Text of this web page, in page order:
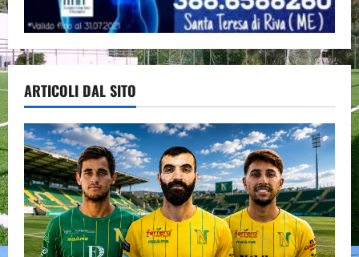
ARTICOLI DAL SITO